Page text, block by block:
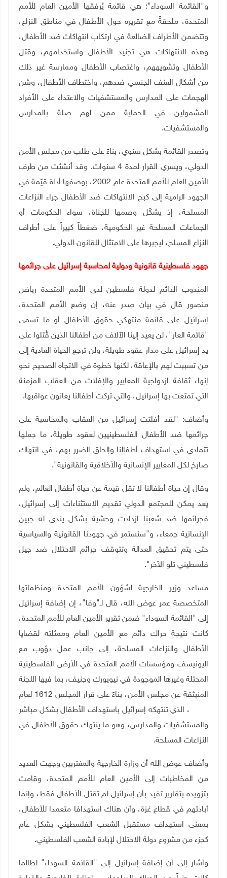
و"القائمة السوداء": هي قائمة يُرفقها الأمين العام للأمم
المتحدة، ملحقةً مع تقريره حول الأطفال في مناطق النزاع،
وتتضمن الأطراف الضالعة في ارتكاب انتهاكات ضد الأطفال،
وهذه الانتهاكات هي تجنيد الأطفال واستخدامهم، وقتل
الأطفال وتشويههم، واغتصاب الأطفال وممارسة غير ذلك
من أشكال العنف الجنسي ضدهم، واختطاف الأطفال، وشن
الهجمات على المدارس والمستشفيات والاعتداء على الأفراد
المشمولين في الحماية ممن لهم صلة بالمدارس
والمستشفيات.
وتصدر القائمة بشكل سنوي، بناءً على طلب من مجلس الأمن
الدولي، ويسري القرار لمدة 4 سنوات. وقد أنشئت من طرف
الأمين العام للأمم المتحدة عام 2002، بوصفها أداة قيّمة في
الجهود الرامية إلى كبح الانتهاكات ضد الأطفال جراء النزاعات
المسلحة، إذ يشكّل وصمها للجناة، سواء الحكومات أو
الجماعات المسلحة غير الحكومية، ضغطاً كبيراً على أطراف
النزاع المسلح، ليجبرها على الامتثال للقانون الدولي.
جهود فلسطينية قانونية ودولية لمحاسبة إسرائيل على جرائمها
المندوب الدائم لدولة فلسطين لدى الأمم المتحدة رياض
منصور قال في بيان صدر عنه، إن وضع الأمم المتحدة،
إسرائيل على قائمة منتهكي حقوق الأطفال أو ما تسمى
"قائمة العار"، لن يعيد إلينا الآلاف من أطفالنا الذين قُتلوا على
يد إسرائيل على مدار عقود طويلة، ولن ترجع الحياة العادية إلى
من تسببت لهم بالإعاقة، لكنها خطوة في الاتجاه الصحيح نحو
إنهاء ثقافة ازدواجية المعايير والإفلات من العقاب المزمنة
التي تمتعت بها إسرائيل، والتي تركت أطفالنا يعانون عواقبها.
وأضاف: "لقد أفلتت إسرائيل من العقاب والمحاسبة على
جرائمها ضد الأطفال الفلسطينيين لعقود طويلة، ما جعلها
تتمادى في استهداف أطفالنا وإلحاق الضرر بهم، في انتهاك
صارخ لكل المعايير الإنسانية والأخلاقية والقانونية".
وقال إن حياة أطفالنا لا تقل قيمة عن حياة أطفال العالم، ولم
يعد يمكن للمجتمع الدولي تقديم الاستثناءات إلى إسرائيل،
فجرائمها ضد شعبنا ازدادت وحشية بشكل يندى له جبين
الإنسانية جمعاء، و"سنستمر في جهودنا القانونية والسياسية
حتى يتم تحقيق العدالة وتتوقف جرائم الاحتلال ضد جيل
فلسطيني تلو الآخر".
مساعد وزير الخارجية لشؤون الأمم المتحدة ومنظماتها
المتخصصة عمر عوض الله، قال لـ"وفا"، إن إضافة إسرائيل
إلى "القائمة السوداء" ضمن تقرير الأمين العام للأمم المتحدة،
كانت نتيجة حراك دائم مع الأمين العام وممثلته لقضايا
الأطفال والنزاعات المسلحة، إلى جانب عمل دؤوب مع
اليونيسف ومؤسسات الأمم المتحدة في الأرض الفلسطينية
المحتلة وغيرها الموجودة في نيويورك وجنيف، بما فيها اللجنة
المنبثقة عن مجلس الأمن، بناءً على قرار المجلس 1612 لعام
2005، الذي تنتهكه إسرائيل باستهداف الأطفال بشكل مباشر
والمستشفيات والمدارس، وهو ما ينتهك حقوق الأطفال في
النزاعات المسلحة.
وأضاف عوض الله أن وزارة الخارجية والمغتربين وجهت العديد
من المخاطبات إلى الأمين العام للأمم المتحدة، وقامت
بتزويده بتقارير تفيد بأن إسرائيل لم تقتل الأطفال فقط، وإنما
أبادتهم في قطاع غزة، وأن هناك استهدافا متعمدا للأطفال،
بمعنى استهداف مستقبل الشعب الفلسطيني بشكل عام
كجزء من مشروع دولة الاحتلال لإبادة الشعب الفلسطيني.
وأشار إلى أن إضافة إسرائيل إلى "القائمة السوداء" لطالما